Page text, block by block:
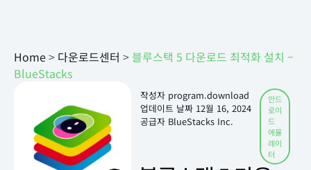
Home> 다운로드센터 >블루스택 5 다운로드 최적화 설치 –
BlueStacks
작성자 program.download
업데이트 날짜 12월 16, 2024
공급자 BlueStacks Inc.
안드
로이
드
에뮬
레이
터